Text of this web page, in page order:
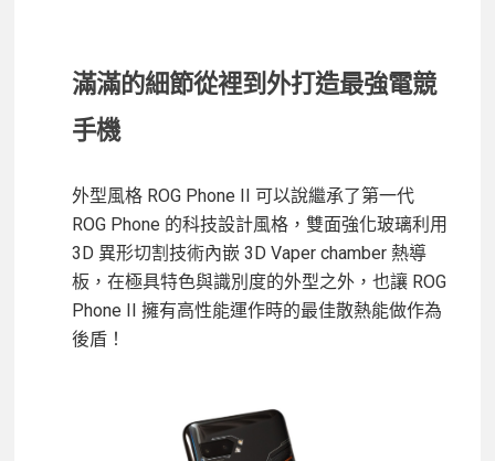
滿滿的細節從裡到外打造最強電競
手機
外型風格 ROG Phone II 可以說繼承了第一代
ROG Phone 的科技設計風格，雙面強化玻璃利用
3D 異形切割技術內嵌 3D Vaper chamber 熱導
板，在極具特色與識別度的外型之外，也讓 ROG
Phone II 擁有高性能運作時的最佳散熱能做作為
後盾！